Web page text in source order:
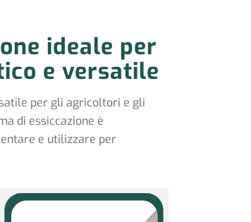
ideale per
e versatile
per gli agricoltori e gli
di essiccazione è
e utilizzare per